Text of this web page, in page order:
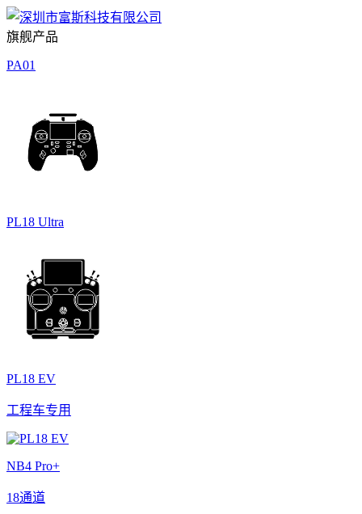
旗舰产品
PA01
PL18 Ultra
PL18 EV
工程车专用
NB4 Pro+
18通道